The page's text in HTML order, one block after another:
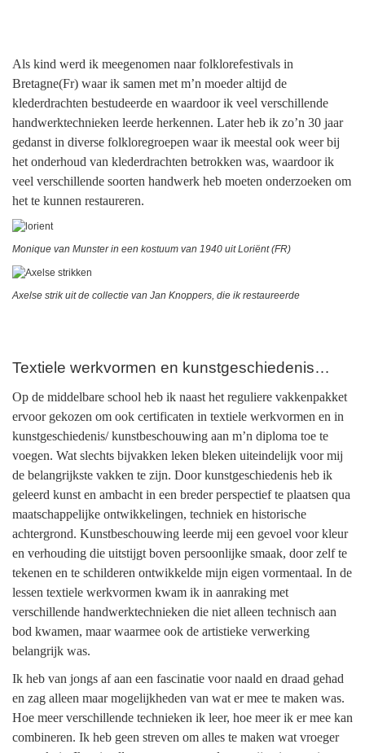
Als kind werd ik meegenomen naar folklorefestivals in
Bretagne(Fr) waar ik samen met m’n moeder altijd de
klederdrachten bestudeerde en waardoor ik veel verschillende
handwerktechnieken leerde herkennen. Later heb ik zo’n 30 jaar
gedanst in diverse folkloregroepen waar ik meestal ook weer bij
het onderhoud van klederdrachten betrokken was, waardoor ik
veel verschillende soorten handwerk heb moeten onderzoeken om
het te kunnen restaureren.
Monique van Munster in een kostuum van 1940 uit Loriënt (FR)
Axelse strik uit de collectie van Jan Knoppers, die ik restaureerde
Textiele werkvormen en kunstgeschiedenis…
Op de middelbare school heb ik naast het reguliere vakkenpakket
ervoor gekozen om ook certificaten in textiele werkvormen en in
kunstgeschiedenis/ kunstbeschouwing aan m’n diploma toe te
voegen. Wat slechts bijvakken leken bleken uiteindelijk voor mij
de belangrijkste vakken te zijn. Door kunstgeschiedenis heb ik
geleerd kunst en ambacht in een breder perspectief te plaatsen qua
maatschappelijke ontwikkelingen, techniek en historische
achtergrond. Kunstbeschouwing leerde mij een gevoel voor kleur
en verhouding die uitstijgt boven persoonlijke smaak, door zelf te
tekenen en te schilderen ontwikkelde mijn eigen vormentaal. In de
lessen textiele werkvormen kwam ik in aanraking met
verschillende handwerktechnieken die niet alleen technisch aan
bod kwamen, maar waarmee ook de artistieke verwerking
belangrijk was.
Ik heb van jongs af aan een fascinatie voor naald en draad gehad
en zag alleen maar mogelijkheden van wat er mee te maken was.
Hoe meer verschillende technieken ik leer, hoe meer ik er mee kan
combineren. Ik heb geen streven om alles te maken wat vroeger